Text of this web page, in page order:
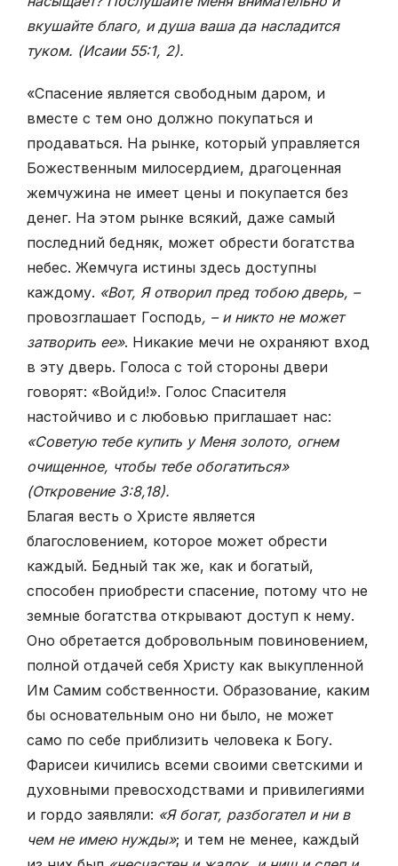
вкушайте благо, и душа ваша да насладится
туком. (Исаии 55:1, 2).
«Спасение является свободным даром, и
вместе с тем оно должно покупаться и
продаваться. На рынке, который управляется
Божественным милосердием, драгоценная
жемчужина не имеет цены и покупается без
денег. На этом рынке всякий, даже самый
последний бедняк, может обрести богатства
небес. Жемчуга истины здесь доступны
каждому. «Вот, Я отворил пред тобою дверь, –
провозглашает Господь, – и никто не может
затворить ее». Никакие мечи не охраняют вход
в эту дверь. Голоса с той стороны двери
говорят: «Войди!». Голос Спасителя
настойчиво и с любовью приглашает нас:
«Советую тебе купить у Меня золото, огнем
очищенное, чтобы тебе обогатиться»
(Откровение 3:8,18).
Благая весть о Христе является
благословением, которое может обрести
каждый. Бедный так же, как и богатый,
способен приобрести спасение, потому что не
земные богатства открывают доступ к нему.
Оно обретается добровольным повиновением,
полной отдачей себя Христу как выкупленной
Им Самим собственности. Образование, каким
бы основательным оно ни было, не может
само по себе приблизить человека к Богу.
Фарисеи кичились всеми своими светскими и
духовными превосходствами и привилегиями
и гордо заявляли: «Я богат, разбогател и ни в
чем не имею нужды»; и тем не менее, каждый